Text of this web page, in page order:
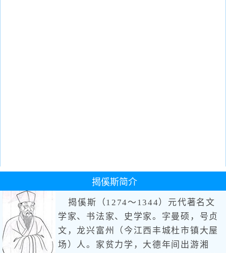
揭傒斯简介
揭傒斯（1274～1344）元代著名文
学家、书法家、史学家。字曼硕，号贞
文，龙兴富州（今江西丰城杜市镇大屋
场）人。家贫力学，大德年间出游湘